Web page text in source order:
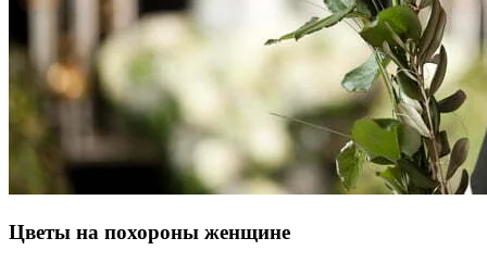
Цветы на похороны женщине